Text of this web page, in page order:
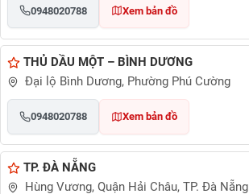
0948020788 Xem bản đồ
THỦ DẦU MỘT – BÌNH DƯƠNG
Đại lộ Bình Dương, Phường Phú Cường
0948020788 Xem bản đồ
TP. ĐÀ NẴNG
Hùng Vương, Quận Hải Châu, TP. Đà Nẵng